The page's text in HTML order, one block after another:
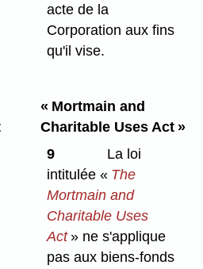
acte de la
Corporation aux fins
qu'il vise.
« Mortmain and
Charitable Uses Act »
9
La loi
intitulée « The
Mortmain and
Charitable Uses
Act» ne s'applique
pas aux biens-fonds